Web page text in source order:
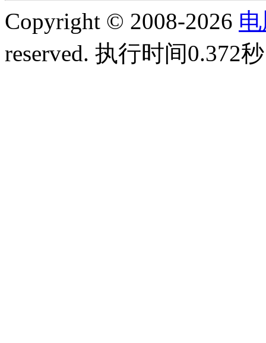
Copyright © 2008-2026
reserved. 执行时间0.372秒